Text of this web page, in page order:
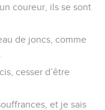
coureur, ils se sont
de joncs, comme
cesser d’être
et je sais